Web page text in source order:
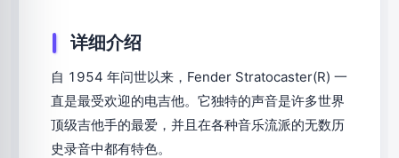
详细介绍
自 1954 年问世以来，Fender Stratocaster(R) 一
直是最受欢迎的电吉他。它独特的声音是许多世界
顶级吉他手的最爱，并且在各种音乐流派的无数历
史录音中都有特色。